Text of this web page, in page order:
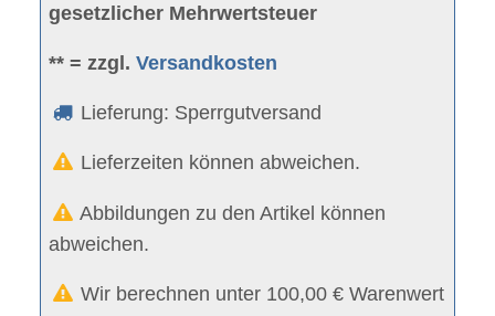
gesetzlicher Mehrwertsteuer
** = zzgl.Versandkosten
Lieferung: Sperrgutversand
Lieferzeiten können abweichen.
Abbildungen zu den Artikel können
abweichen.
Wir berechnen unter 100,00 € Warenwert